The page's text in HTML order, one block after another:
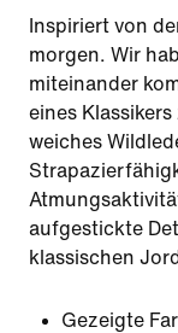
Inspiriert von
morgen. Wir
miteinander
eines
weiches
aufgestickte
klassischen
Gezeigte